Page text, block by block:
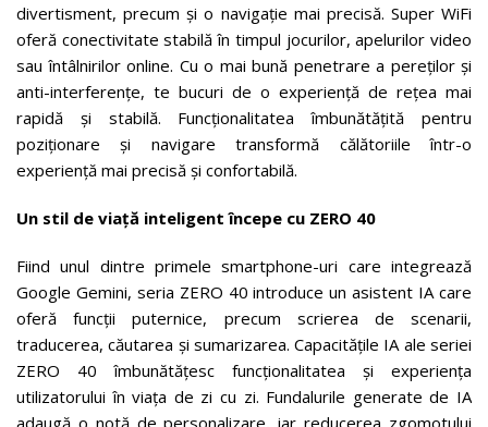
divertisment, precum și o navigație mai precisă. Super WiFi
oferă conectivitate stabilă în timpul jocurilor, apelurilor video
sau întâlnirilor online. Cu o mai bună penetrare a pereților și
anti-interferențe, te bucuri de o experiență de rețea mai
rapidă și stabilă. Funcționalitatea îmbunătățită pentru
poziționare și navigare transformă călătoriile într-o
experiență mai precisă și confortabilă.
Un stil de viață inteligent începe cu ZERO 40
Fiind unul dintre primele smartphone-uri care integrează
Google Gemini, seria ZERO 40 introduce un asistent IA care
oferă funcții puternice, precum scrierea de scenarii,
traducerea, căutarea și sumarizarea. Capacitățile IA ale seriei
ZERO 40 îmbunătățesc funcționalitatea și experiența
utilizatorului în viața de zi cu zi. Fundalurile generate de IA
adaugă o notă de personalizare, iar reducerea zgomotului